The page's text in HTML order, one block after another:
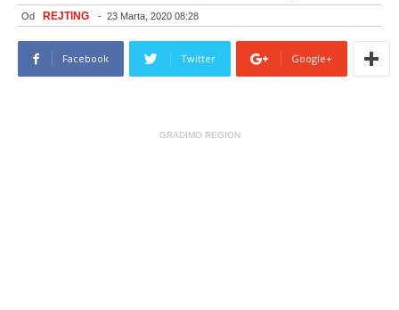
Od REJTING - 23 Marta, 2020 08:28
Facebook Twitter Google+
GRADIMO REGION